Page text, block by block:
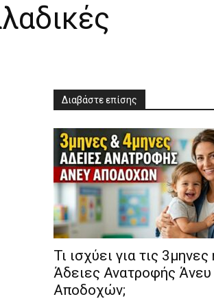
Διαβάστε επίσης
​Τι ισχύει για τις
Άδειες Ανατροφής Άνευ
Αποδοχών;